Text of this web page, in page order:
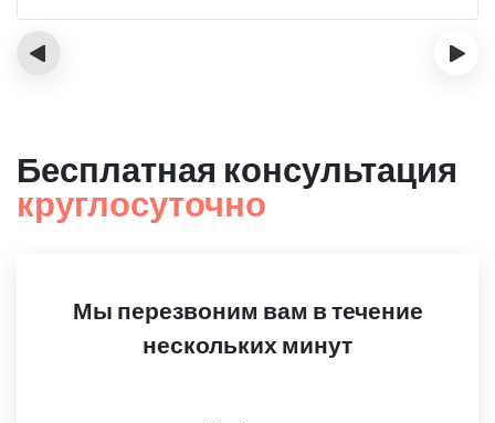
‹ ›
Бесплатная консультация
круглосуточно
Мы перезвоним вам в течение
нескольких минут